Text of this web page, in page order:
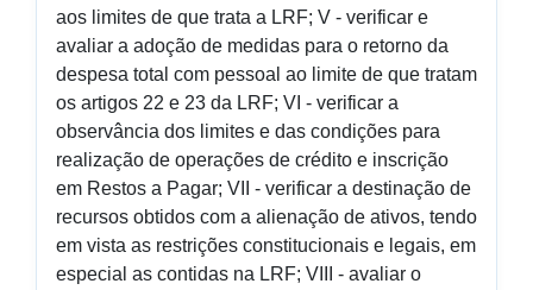
aos limites de que trata a LRF; V - verificar e
avaliar a adoção de medidas para o retorno da
despesa total com pessoal ao limite de que tratam
os artigos 22 e 23 da LRF; VI - verificar a
observância dos limites e das condições para
realização de operações de crédito e inscrição
em Restos a Pagar; VII - verificar a destinação de
recursos obtidos com a alienação de ativos, tendo
em vista as restrições constitucionais e legais, em
especial as contidas na LRF; VIII - avaliar o